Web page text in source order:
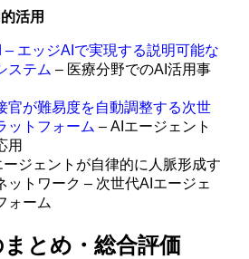
活用
– エッジAIで実現する説明可能な
ステム – 医療分野でのAI活用事
官が難易度を自動調整する次世
ットフォーム – AIエージェント
用
ージェントが自律的に人脈形成す
ットワーク – 次世代AIエージェ
ォーム
とめ・総合評価